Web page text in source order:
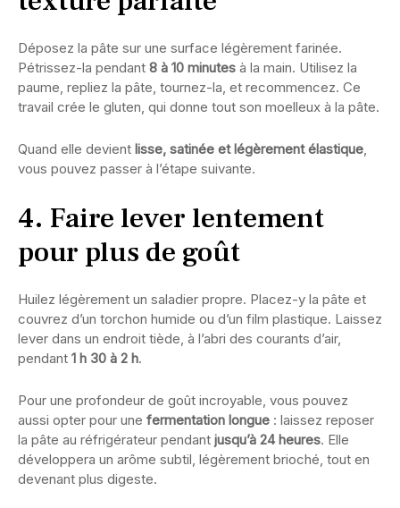
Déposez la pâte sur une surface légèrement farinée.
Pétrissez-la pendant 8 à 10 minutes à la main. Utilisez la
paume, repliez la pâte, tournez-la, et recommencez. Ce
travail crée le gluten, qui donne tout son moelleux à la pâte.
Quand elle devient lisse, satinée et légèrement élastique
vous pouvez passer à l’étape suivante.
4. Faire lever lentement
pour plus de goût
Huilez légèrement un saladier propre. Placez-y la pâte et
couvrez d’un torchon humide ou d’un film plastique. Laissez
lever dans un endroit tiède, à l’abri des courants d’air,
pendant 1 h 30 à 2 h.
Pour une profondeur de goût incroyable, vous pouvez
aussi opter pour une fermentation longue : laissez reposer
la pâte au réfrigérateur pendant jusqu’à 24 heures. Elle
développera un arôme subtil, légèrement brioché, tout en
devenant plus digeste.